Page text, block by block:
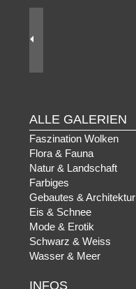
ALLE GALERIEN
Faszination Wolken
Flora & Fauna
Natur & Landschaft
Farbiges
Gebautes & Architektur
Eis & Schnee
Mode & Erotik
Schwarz & Weiss
Wasser & Meer
INFOS